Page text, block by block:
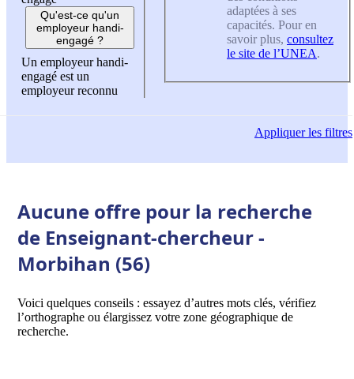
Qu'est-ce qu'un
employeur handi-
engagé ?
Un employeur handi-
engagé est un
employeur reconnu
adaptées à ses
capacités. Pour en
savoir plus, consultez
le site de l’UNEA.
Appliquerles filtres
Aucune offre pour la recherche
de Enseignant-chercheur -
Morbihan (56)
Voici quelques conseils : essayez d’autres mots clés, vérifiez
l’orthographe ou élargissez votre zone géographique de
recherche.